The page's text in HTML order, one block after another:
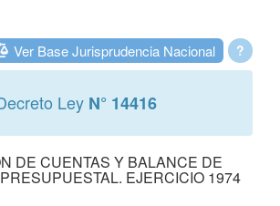
?
Ver Base Jurisprudencia Nacional
Ley N° 14416
DE CUENTAS Y BALANCE DE
EJERCICIO 1974